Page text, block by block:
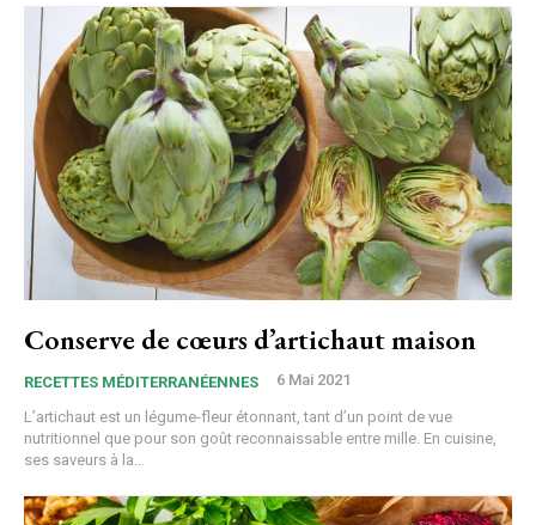
Conserve de cœurs d’artichaut maison
RECETTES MÉDITERRANÉENNES 6 Mai 2021
L’artichaut est un légume-fleur étonnant, tant d’un point de vue
nutritionnel que pour son goût reconnaissable entre mille. En cuisine,
ses saveurs à la...